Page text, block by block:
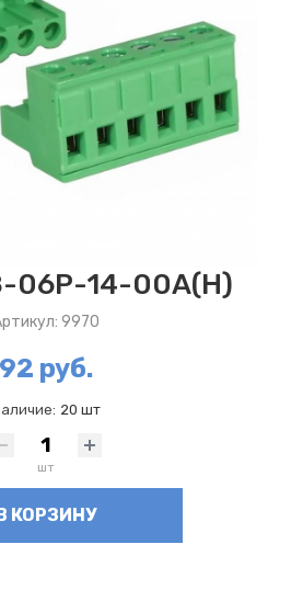
06P-14-00A(H)
9970
92 руб.
20 шт
шт
КОРЗИНУ